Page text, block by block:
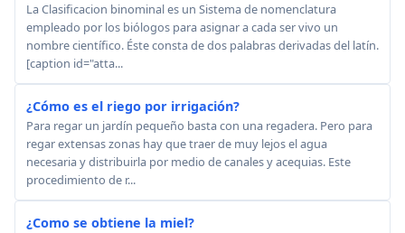
La Clasificacion binominal es un Sistema de nomenclatura
empleado por los biólogos para asignar a cada ser vivo un
nombre científico. Éste consta de dos palabras derivadas del latín.
[caption id="atta...
¿Cómo es el riego por irrigación?
Para regar un jardín pequeño basta con una regadera. Pero para
regar extensas zonas hay que traer de muy lejos el agua
necesaria y distribuirla por medio de canales y acequias. Este
procedimiento de r...
¿Como se obtiene la miel?